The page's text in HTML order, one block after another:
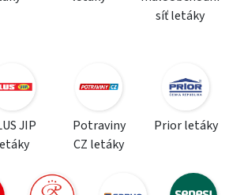
síť letáky
JIP
Potraviny
CZ letáky
Prior letáky